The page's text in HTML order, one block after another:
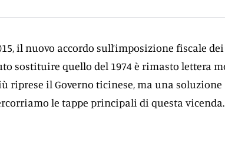
il nuovo accordo sull’imposizione fiscale dei
sostituire quello del 1974 è rimasto lettera
riprese il Governo ticinese, ma una soluzione
le tappe principali di questa vicenda.